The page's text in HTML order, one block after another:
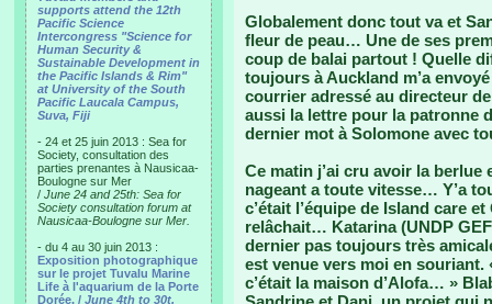
supports attend the 12th
Pacific Science
Intercongress "Science for
Human Security &
Sustainable Development in
the Pacific Islands & Rim"
at University of the South
Pacific Laucala Campus,
Suva, Fiji
- 24 et 25 juin 2013 : Sea for
Society, consultation des
parties prenantes à Nausicaa-
Boulogne sur Mer
/ June 24 and 25th: Sea for
Society consultation forum at
Nausicaa-Boulogne sur Mer.
- du 4 au 30 juin 2013 :
Exposition photographique
sur le projet Tuvalu Marine
Life à l'aquarium de la Porte
Dorée. / June 4th to 30t,
Globalement donc tout va et
fleur de peau… Une de ses
coup de balai partout ! Quelle
toujours à Auckland m’a
courrier adressé au directeur
aussi la lettre pour la patronne
dernier mot à Solomone avec
Ce matin j’ai cru avoir la
nageant a toute vitesse… Y’a
c’était l’équipe de Island care
relâchait… Katarina (UNDP
dernier pas toujours très
est venue vers moi en souriant.
c’était la maison d’Alofa… »